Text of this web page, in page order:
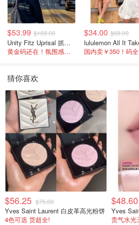
$53.99 $109.00
Unity Fitz Uprisal 抓绒卫衣
黄金码还在！氛围感之神
$34.00 $68.00
国内卖￥350！码全
猜你喜欢
$56.25 $75.00
Yves Saint Laurent 白皮革高光粉饼
4色可选 货超全!
$48.60
Yves
贵气水光